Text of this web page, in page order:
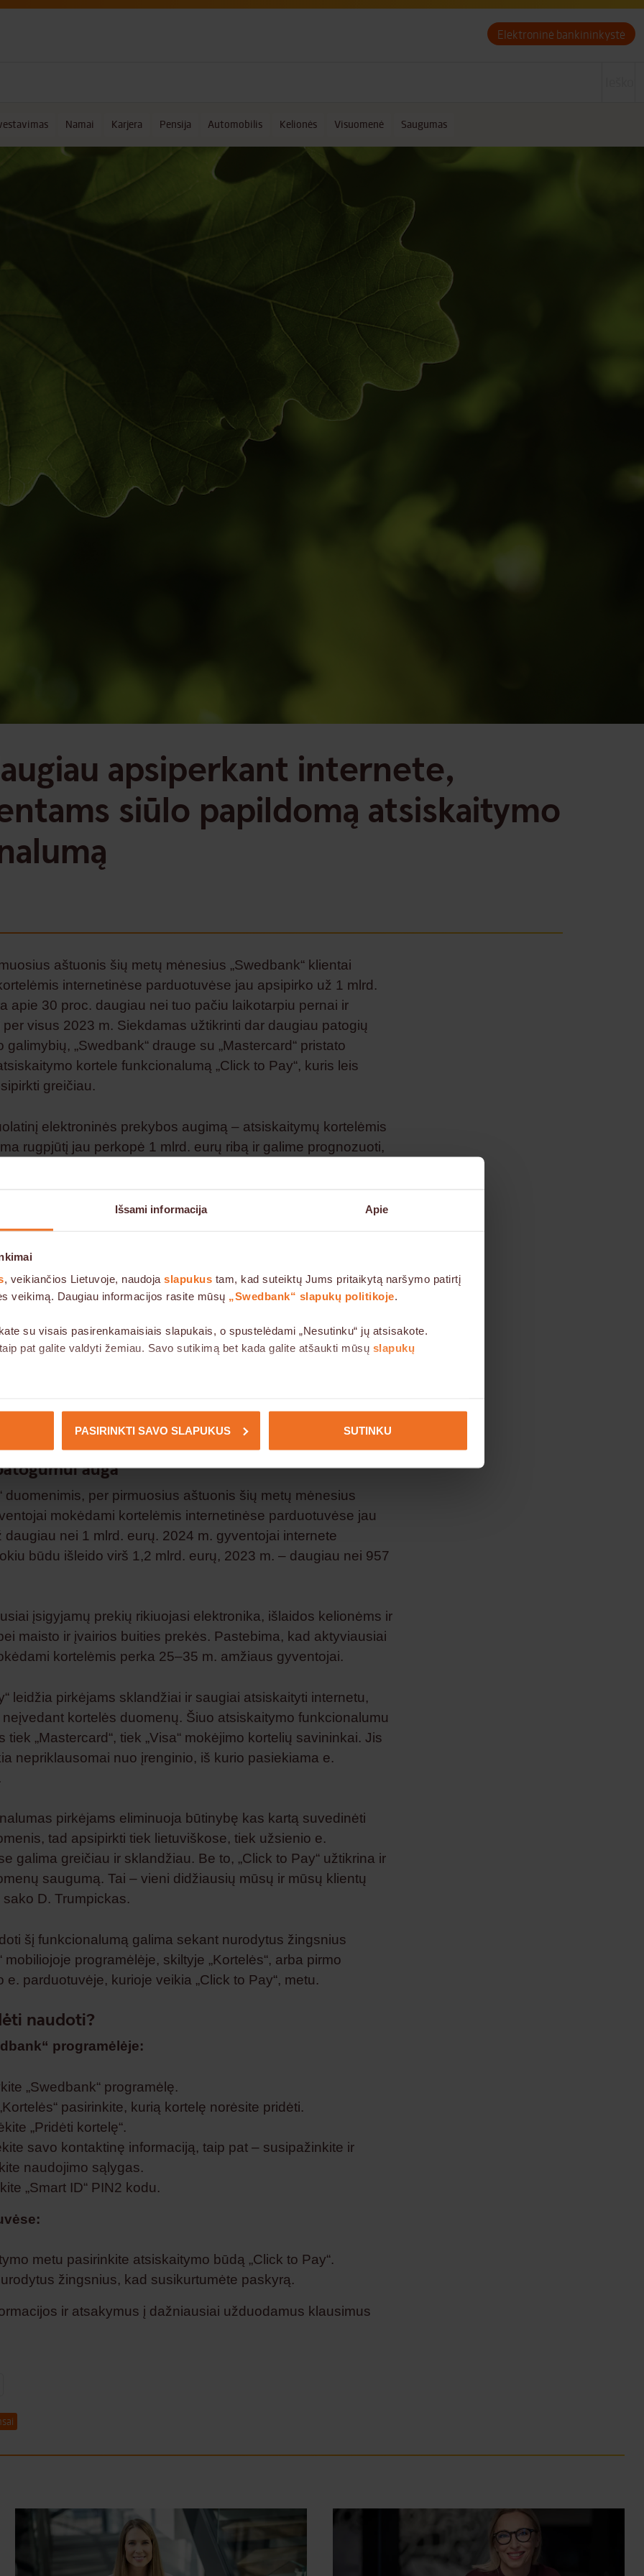
Išsami informacija Apie
, veikiančios Lietuvoje, naudoja slapukus tam, kad suteiktų Jums pritaikytą naršymo patirtį
veikimą. Daugiau informacijos rasite mūsų „Swedbank“ slapukų politikoje.
su visais pasirenkamaisiais slapukais, o spustelėdami „Nesutinku“ jų atsisakote.
pat galite valdyti žemiau. Savo sutikimą bet kada galite atšaukti mūsų slapukų
PASIRINKTI SAVO SLAPUKUS SUTINKU
Elektroninė bankininkystė
Namai Karjera Pensija Automobilis Kelionės Visuomenė Saugumas
apsiperkant internete,
siūlo papildomą atsiskaitymo
aštuonis šių metų mėnesius „Swedbank“ klientai
internetinėse parduotuvėse jau apsipirko už 1 mlrd.
apie 30 proc. daugiau nei tuo pačiu laikotarpiu pernai ir
visus 2023 m. Siekdamas užtikrinti dar daugiau patogių
galimybių, „Swedbank“ drauge su „Mastercard“ pristato
kortele funkcionalumą „Click to Pay“, kuris leis
greičiau.
elektroninės prekybos augimą – atsiskaitymų kortelėmis
rugpjūtį jau perkopė 1 mlrd. eurų ribą ir galime prognozuoti,
klientai, nuolat tobulėtų ir prisitaikytų prie kintančių jų
siūlome papildomą patogų ir saugų atsiskaitymo kortele
Lėšų valdymo pardavimų palaikymo departamento vadovas.
su „Swedbank“ yra svarbus žingsnis siekiant
2030 m. vizijos dėl elektroninės komercijos tokenizacijos
visiškai panaikinti rankinį kortelių duomenų įvedimą,
prekybininkams ir vartotojams būtų lengviau naudotis
Šiaurės Europos finansų įstaigų padalinio vyresnysis
auga
duomenimis, per pirmuosius aštuonis šių metų mėnesius
mokėdami kortelėmis internetinėse parduotuvėse jau
daugiau nei 1 mlrd. eurų. 2024 m. gyventojai internete
būdu išleido virš 1,2 mlrd. eurų, 2023 m. – daugiau nei 957
įsigyjamų prekių rikiuojasi elektronika, išlaidos kelionėms ir
maisto ir įvairios buities prekės. Pastebima, kad aktyviausiai
kortelėmis perka 25–35 m. amžiaus gyventojai.
leidžia pirkėjams sklandžiai ir saugiai atsiskaityti internetu,
kortelės duomenų. Šiuo atsiskaitymo funkcionalumu
tiek „Mastercard“, tiek „Visa“ mokėjimo kortelių savininkai. Jis
nepriklausomai nuo įrenginio, iš kurio pasiekiama e.
pirkėjams eliminuoja būtinybę kas kartą suvedinėti
tad apsipirkti tiek lietuviškose, tiek užsienio e.
galima greičiau ir sklandžiau. Be to, „Click to Pay“ užtikrina ir
saugumą. Tai – vieni didžiausių mūsų ir mūsų klientų
sako D. Trumpickas.
šį funkcionalumą galima sekant nurodytus žingsnius
mobiliojoje programėlėje, skiltyje „Kortelės“, arba pirmo
e. parduotuvėje, kurioje veikia „Click to Pay“, metu.
naudoti?
programėlėje:
„Swedbank“ programėlę.
pasirinkite, kurią kortelę norėsite pridėti.
„Pridėti kortelę“.
savo kontaktinę informaciją, taip pat – susipažinkite ir
naudojimo sąlygas.
„Smart ID“ PIN2 kodu.
metu pasirinkite atsiskaitymo būdą „Click to Pay“.
žingsnius, kad susikurtumėte paskyrą.
ir atsakymus į dažniausiai užduodamus klausimus